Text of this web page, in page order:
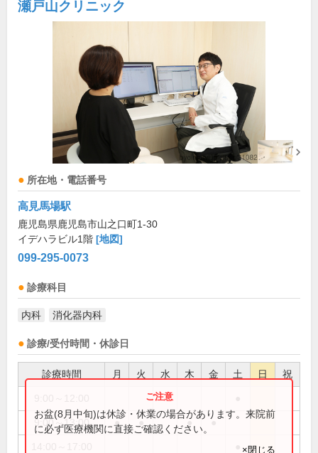
瀬戸山クリニック
所在地・電話番号
高見馬場駅
鹿児島県鹿児島市山之口町1-30
イデハラビル1階 [地図]
099-295-0073
診療科目
内科 消化器内科
診療/受付時間・休診日
診療時間 月 火 水 木 金 土 日 祝
9:00～13:00 ● ● ● ●
お盆(8月中旬)は休診・休業の場合があります。来院前
に必ず医療機関に直接ご確認ください。
×閉じる